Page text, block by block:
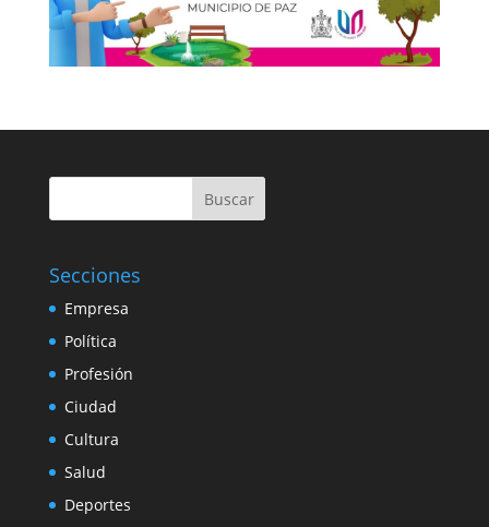
Buscar
Secciones
Empresa
Política
Profesión
Ciudad
Cultura
Salud
Deportes